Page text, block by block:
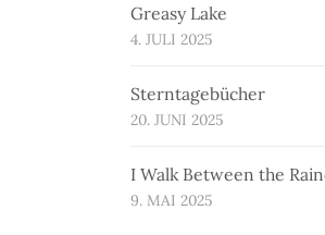
Greasy Lake
4. JULI 2025
Sterntagebücher
20. JUNI 2025
I Walk Between the
9. MAI 2025